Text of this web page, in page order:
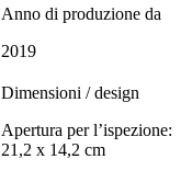
Anno di produzione da
2019
Dimensioni / design
Apertura per l’ispezione:
21,2 x 14,2 cm